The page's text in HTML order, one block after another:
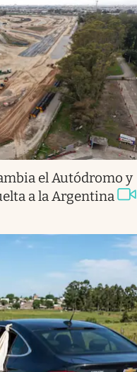
el Autódromo y
a la Argentina